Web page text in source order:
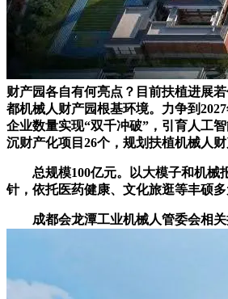
财产园各自有何亮点？目前扶植进展
都机械人财产园根基环境。力争到
企业数量实现“双千冲破”，引育人工
沉财产化项目26个，规划扶植机械人
总规模100亿元。以大模子和机械报
针，依托医药健康、文化旅逛等丰硕
成都会龙潭工业机械人管委会相关